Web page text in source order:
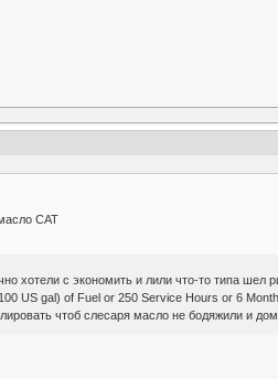
CAT
хотели с экономить и лили что-то типа
US gal) of Fuel or 250 Service Hours or 6
чтоб слесаря масло не бодяжили и